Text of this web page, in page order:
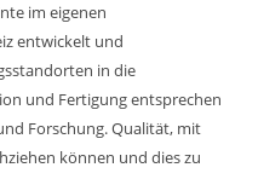
im eigenen
entwickelt und
in die
und Fertigung entsprechen
Forschung. Qualität, mit
können und dies zu